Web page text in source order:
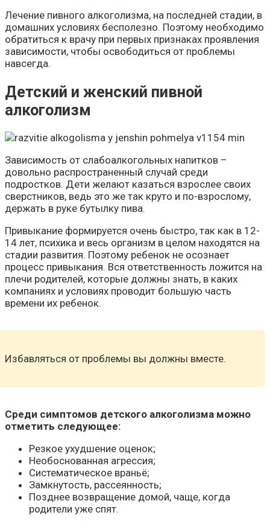
Лечение пивного алкоголизма, на последней стадии, в
домашних условиях бесполезно. Поэтому необходимо
обратиться к врачу при первых признаках проявления
зависимости, чтобы освободиться от проблемы
навсегда.
Детский и женский пивной
алкоголизм
Зависимость от слабоалкогольных напитков –
довольно распространенный случай среди
подростков. Дети желают казаться взрослее своих
сверстников, ведь это же так круто и по-взрослому,
держать в руке бутылку пива.
Привыкание формируется очень быстро, так как в 12-
14 лет, психика и весь организм в целом находятся на
стадии развития. Поэтому ребенок не осознает
процесс привыкания. Вся ответственность ложится на
плечи родителей, которые должны знать, в каких
компаниях и условиях проводит большую часть
времени их ребенок.
Избавляться от проблемы вы должны вместе.
Среди симптомов детского алкоголизма можно
отметить следующее:
Резкое ухудшение оценок;
Необоснованная агрессия;
Систематическое враньё;
Замкнутость, рассеянность;
Позднее возвращение домой, чаще, когда
родители уже спят.